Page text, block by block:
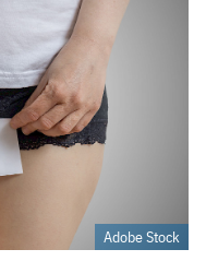
Adobe Stock